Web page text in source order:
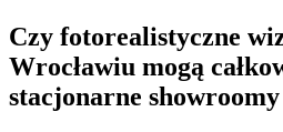
Czy fotorealistyczne
Wrocławiu mogą
stacjonarne